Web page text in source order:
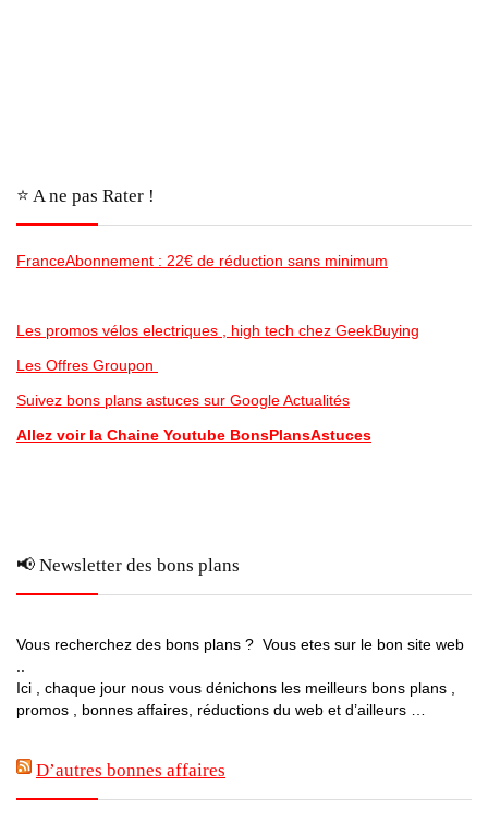
⭐️ A ne pas Rater !
FranceAbonnement : 22€ de réduction sans minimum
Les promos vélos electriques , high tech chez GeekBuying
Les Offres Groupon
Suivez bons plans astuces sur Google Actualités
Allez voir la Chaine Youtube BonsPlansAstuces
📢 Newsletter des bons plans
Vous recherchez des bons plans ? Vous etes sur le bon site web
Ici , chaque jour nous vous dénichons les meilleurs bons plans ,
promos , bonnes affaires, réductions du web et d’ailleurs …
D’autres bonnes affaires